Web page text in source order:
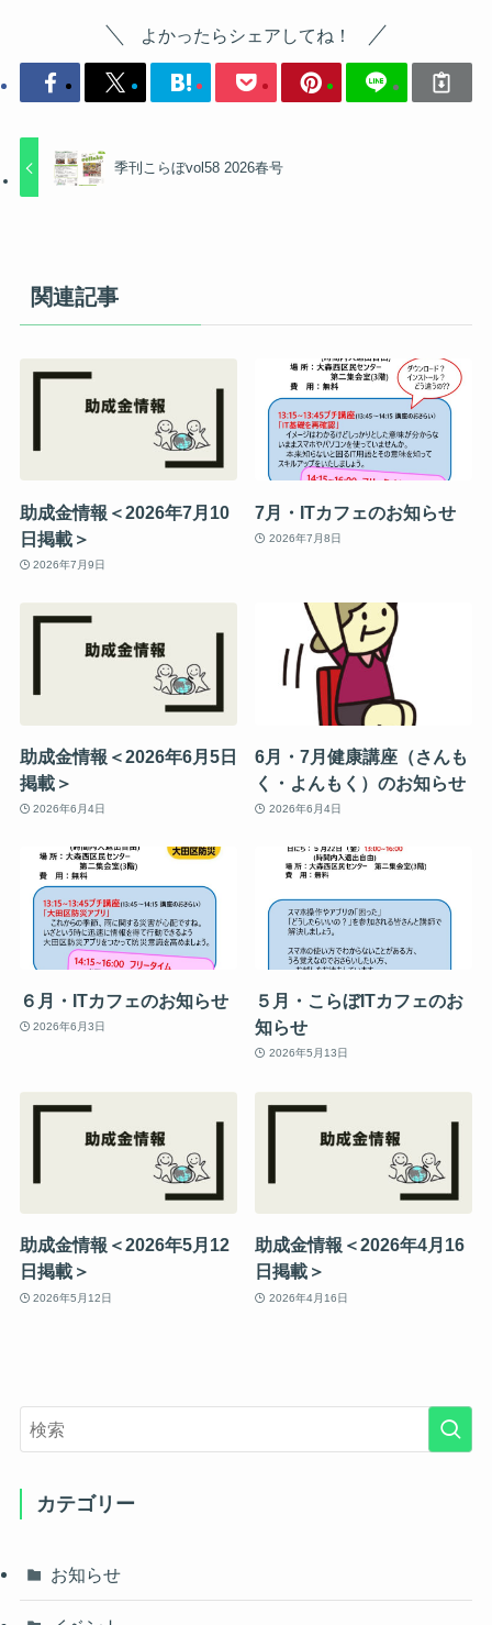
よかったらシェアしてね！
季刊こらぼvol58 2026春号
関連記事
助成金情報＜2026年7月10
日掲載＞
2026年7月9日
7月・ITカフェのお知らせ
2026年7月8日
助成金情報＜2026年6月5日
掲載＞
2026年6月4日
6月・7月健康講座（さんも
く・よんもく）のお知らせ
2026年6月4日
６月・ITカフェのお知らせ
2026年6月3日
５月・こらぼITカフェのお
知らせ
2026年5月13日
助成金情報＜2026年5月12
日掲載＞
2026年5月12日
助成金情報＜2026年4月16
日掲載＞
2026年4月16日
カテゴリー
お知らせ